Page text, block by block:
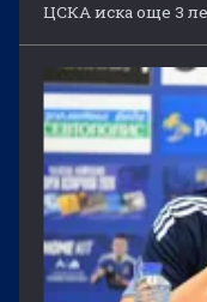
ЦСКА иска още 3